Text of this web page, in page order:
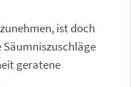
ist doch
Säumniszuschläge
geratene